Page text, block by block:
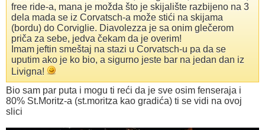
free ride-a, mana je možda što je skijalište razbijeno na 3
dela mada se iz Corvatsch-a može stići na skijama
(bordu) do Corviglie. Diavolezza je sa onim glečerom
priča za sebe, jedva čekam da je overim!
Imam jeftin smeštaj na stazi u Corvatsch-u pa da se
uputim ako je ko bio, a sigurno jeste bar na jedan dan iz
Livigna!
Bio sam par puta i mogu ti reći da je sve osim fenseraja i
80% St.Moritz-a (st.moritza kao gradića) ti se vidi na ovoj
slici